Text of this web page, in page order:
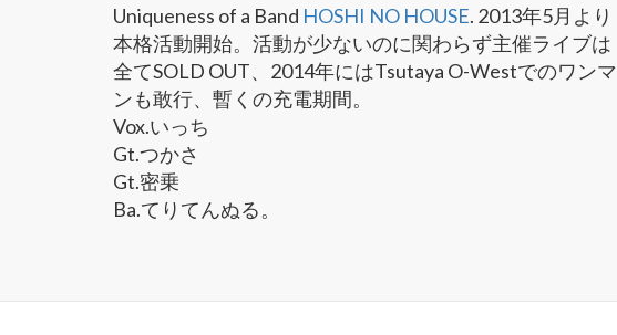
Uniqueness of a Band HOSHI NO HOUSE. 2013年5月より
本格活動開始。活動が少ないのに関わらず主催ライブは
全てSOLD OUT、2014年にはTsutaya O-Westでのワンマ
ンも敢行、暫くの充電期間。
Vox.いっち
Gt.つかさ
Gt.密乗
Ba.てりてんぬる。